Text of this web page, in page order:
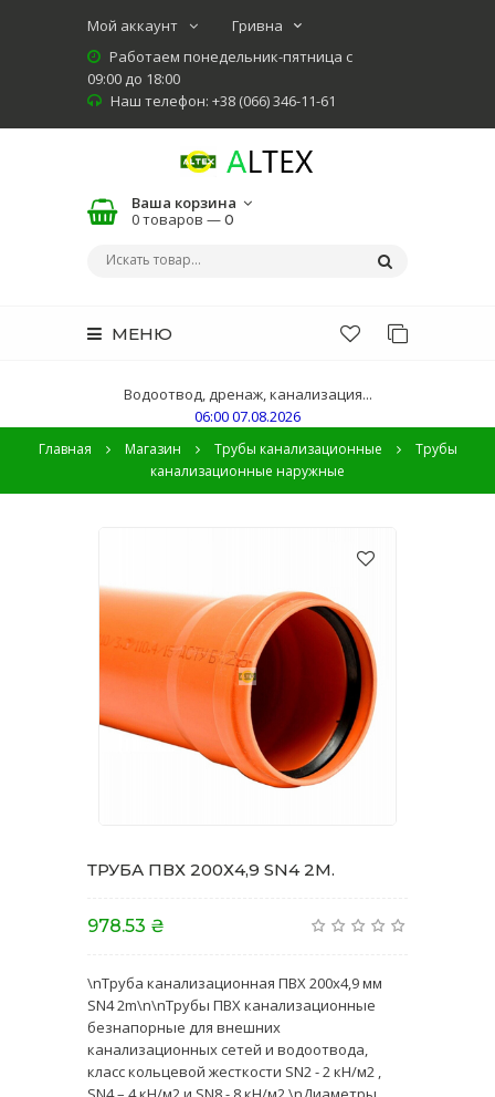
Мой аккаунт
Работаем понедельник-пятница с
09:00 до 18:00
Наш телефон: +38 (066) 346-11-61
Ваша корзина
0 товаров —0
МЕНЮ
Водоотвод, дренаж, канализация...
06:00 07.08.2026
Главная Магазин Трубы канализационные
Трубы
канализационные наружные
ТРУБА ПВХ 200Х4,9 SN4 2M.
978.53 ₴
\nТруба канализационная ПВХ 200х4,9 мм
SN4 2m\n\nТрубы ПВХ канализационные
безнапорные для внешних
канализационных сетей и водоотвода,
класс кольцевой жесткости SN2 - 2 кН/м2 ,